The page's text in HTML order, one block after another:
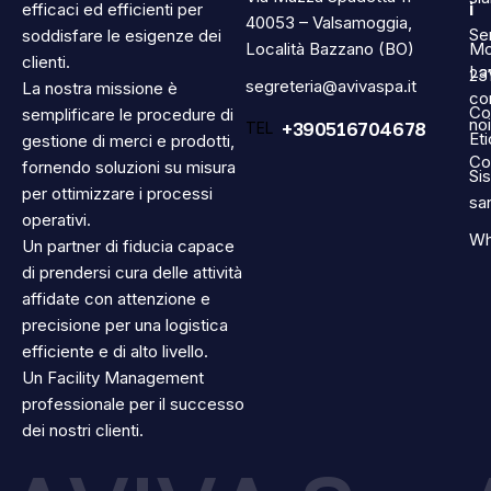
efficaci ed efficienti per
soddisfare le esigenze dei
clienti.
La nostra missione è
semplificare le procedure di
gestione di merci e prodotti,
fornendo soluzioni su misura
per ottimizzare i processi
operativi.
Un partner di fiducia capace
di prendersi cura delle attività
affidate con attenzione e
precisione per una logistica
efficiente e di alto livello.
Un Facility Management
professionale per il successo
dei nostri clienti.
40053 – Valsamoggia,
Località Bazzano (BO)
segreteria@avivaspa.it
TEL +390516704678
i
noi